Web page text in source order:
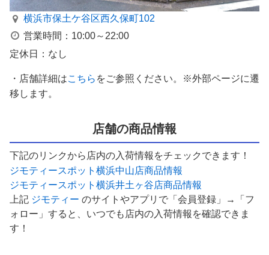
横浜市保土ケ谷区西久保町102
営業時間：10:00～22:00
定休日：なし
・店舗詳細はこちら をご参照ください。※外部ページに遷
移します。
店舗の商品情報
下記のリンクから店内の入荷情報をチェックできます！
ジモティースポット横浜中山店商品情報
ジモティースポット横浜井土ヶ谷店商品情報
上記 ジモティー のサイトやアプリで「会員登録」→「フ
ォロー」すると、いつでも店内の入荷情報を確認できま
す！